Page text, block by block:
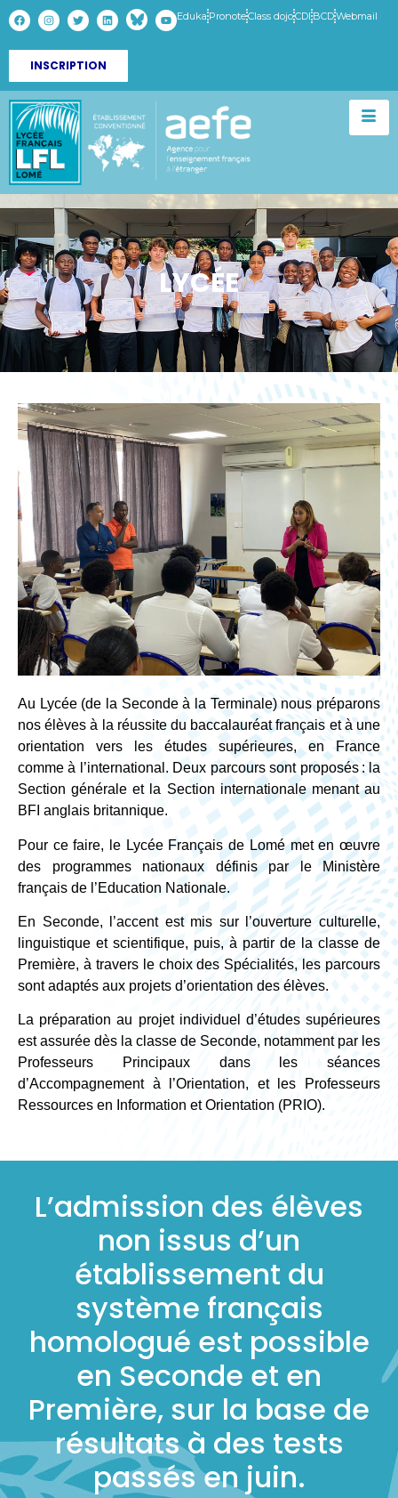
Eduka PronoteClass dojoCDI BCDWebmail
INSCRIPTION
LYCÉE
Au Lycée (de la Seconde à la Terminale) nous préparons
nos élèves à la réussite du baccalauréat français et à une
orientation vers les études supérieures, en France
comme à l’international. Deux parcours sont proposés : la
Section générale et la Section internationale menant au
BFI anglais britannique.
Pour ce faire, le Lycée Français de Lomé met en œuvre
des programmes nationaux définis par le Ministère
français de l’Education Nationale.
En Seconde, l’accent est mis sur l’ouverture culturelle,
linguistique et scientifique, puis, à partir de la classe de
Première, à travers le choix des Spécialités, les parcours
sont adaptés aux projets d’orientation des élèves.
La préparation au projet individuel d’études supérieures
est assurée dès la classe de Seconde, notamment par les
Professeurs Principaux dans les séances
d’Accompagnement à l’Orientation, et les Professeurs
Ressources en Information et Orientation (PRIO).
L’admission des élèves
non issus d’un
établissement du
système français
homologué est possible
en Seconde et en
Première, sur la base de
résultats à des tests
passés en juin.